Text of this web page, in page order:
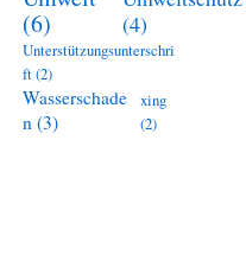
(6)
(4)
Unterstützungsunterschri
ft(2)
Wasserschade
n (3)
xing
(2)